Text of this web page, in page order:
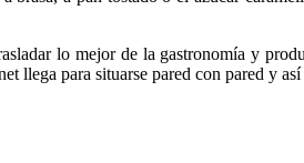
lo mejor de la gastronomía y
llega para situarse pared con pared y